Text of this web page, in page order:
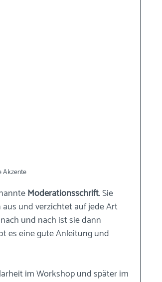
Akzente
Moderationsschrift. Sie
und verzichtet auf jede Art
und nach ist sie dann
es eine gute Anleitung und
im Workshop und später im